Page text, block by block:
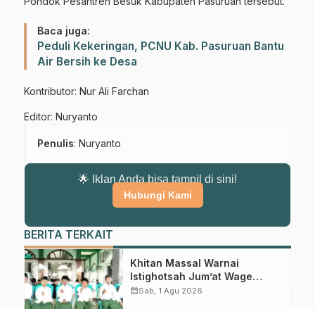
Baca juga:
Peduli Kekeringan, PCNU Kab. Pasuruan Bantu
Air Bersih ke Desa
Kontributor: Nur Ali Farchan
Editor: Nuryanto
Penulis: Nuryanto
🌟 Iklan Anda bisa tampil di sini!
Hubungi Kami
BERITA TERKAIT
Khitan Massal Warnai
Istighotsah Jum’at Wage
MWCNU Sukorejo
calendar_monthSab, 1 Agu 2026